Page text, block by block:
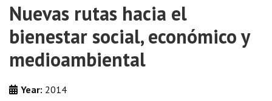
Nuevas rutas hacia el
bienestar social, económico y
medioambiental
Year: 2014